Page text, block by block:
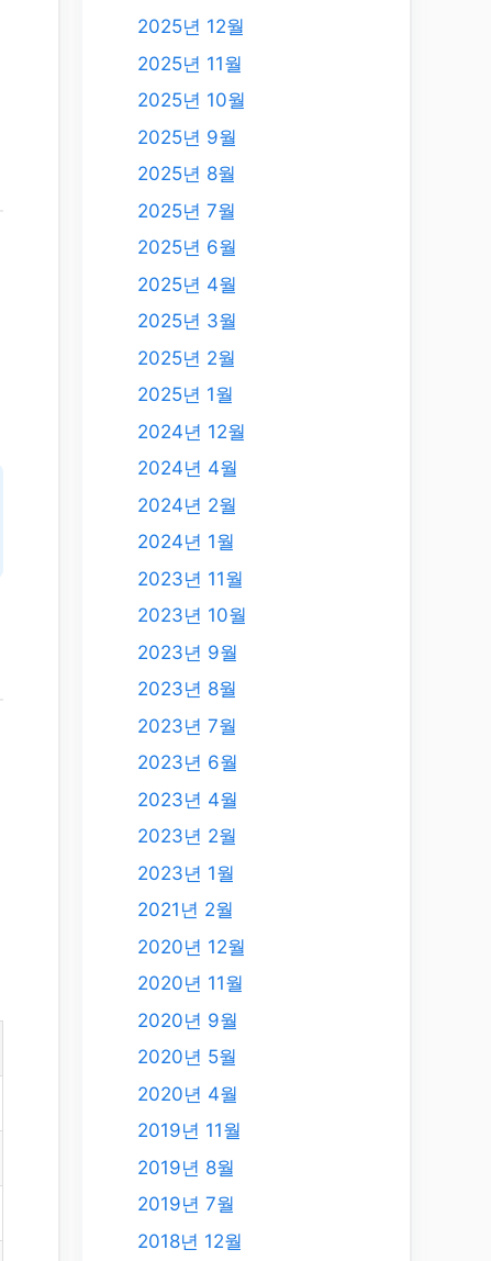
2025년 12월
2025년 11월
2025년 10월
2025년 9월
2025년 8월
2025년 7월
2025년 6월
2025년 4월
2025년 3월
2025년 2월
2025년 1월
2024년 12월
2024년 4월
2024년 2월
2024년 1월
2023년 11월
2023년 10월
2023년 9월
2023년 8월
2023년 7월
2023년 6월
2023년 4월
2023년 2월
2023년 1월
2021년 2월
2020년 12월
2020년 11월
2020년 9월
2020년 5월
2020년 4월
2019년 11월
2019년 8월
2019년 7월
2018년 12월